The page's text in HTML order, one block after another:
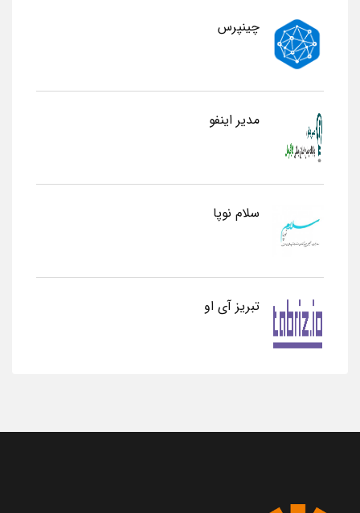
چینپرس
مدیر اینفو
سلام نوپا
تبریز آی او